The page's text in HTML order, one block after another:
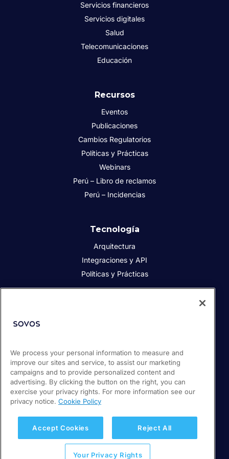
Servicios financieros
Servicios digitales
Salud
Telecomunicaciones
Educación
Recursos
Eventos
Publicaciones
Cambios Regulatorios
Políticas y Prácticas
Webinars
Perú – Libro de reclamos
Perú – Incidencias
Tecnología
Arquitectura
Integraciones y API
Políticas y Prácticas
Responsabilidad social
Soporte / Portal de clientes
Empleos
Política de Privacidad
We process your personal information to measure and
improve our sites and service, to assist our marketing
campaigns and to provide personalized content and
advertising. By clicking the button on the right, you can
exercise your privacy rights. For more information see our
privacy notice. Cookie Policy
Accept Cookies Reject All
Your Privacy Rights